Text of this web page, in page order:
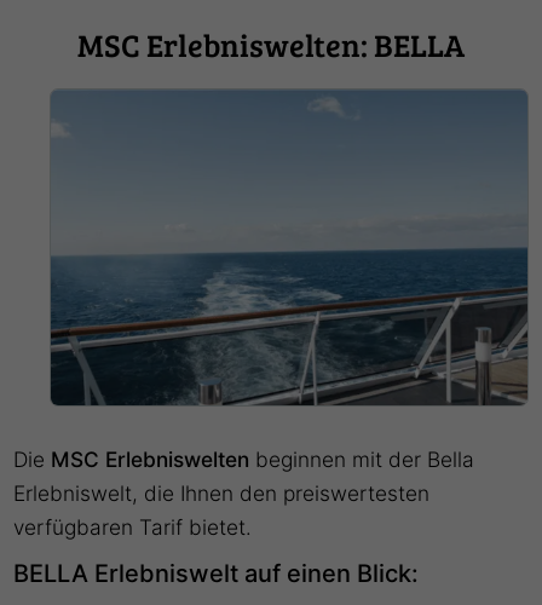
MSC Erlebniswelten: BELLA
Die MSC Erlebniswelten beginnen mit der Bella
Erlebniswelt, die Ihnen den preiswertesten
verfügbaren Tarif bietet.
BELLA Erlebniswelt auf einen Blick: